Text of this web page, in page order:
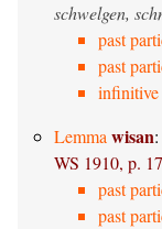
schwelgen,
past
past
infinitive
Lemma wisan:
WS 1910, p.
past
past